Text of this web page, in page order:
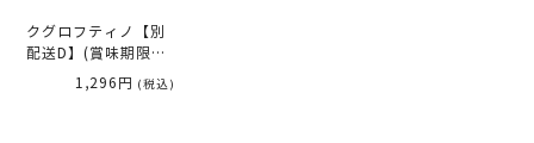
クグロフティノ【別
配送D】(賞味期限：
20日程)1,296円 (税込)